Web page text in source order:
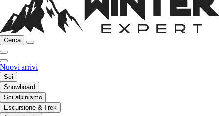
Cerca
Nuovi arrivi
Sci
Snowboard
Sci alpinismo
Escursione & Trek